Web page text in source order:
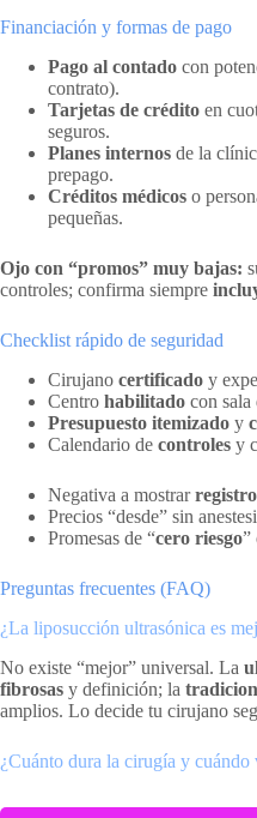
Financiación y formas de pago
Pago al contado con
contrato).
Tarjetas de crédito en
seguros.
Planes internos de la
prepago.
Créditos médicos o
pequeñas.
Ojo con “promos” muy bajas:
controles; confirma siempre
Checklist rápido de seguridad
Cirujano certificado y
Centro habilitado con sala
Presupuesto itemizado y
Calendario de controles y
Negativa a mostrarregistro
Precios “desde” sin
Promesas de “cero riesgo”
Preguntas frecuentes (FAQ)
¿La liposucción ultrasónica es
No existe “mejor” universal. La
fibrosas y definición; la
amplios. Lo decide tu cirujano
¿Cuánto dura la cirugía y cuándo